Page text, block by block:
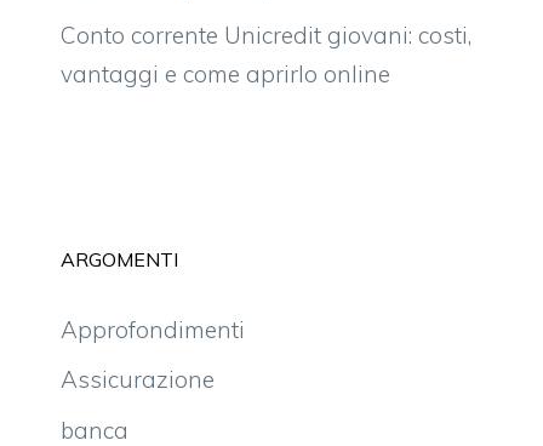
Conto corrente Unicredit giovani: costi,
vantaggi e come aprirlo online
ARGOMENTI
Approfondimenti
Assicurazione
banca